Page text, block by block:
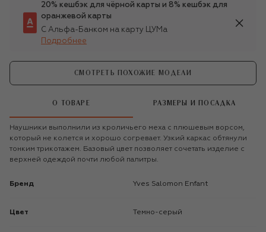
20% кешбэк для чёрной карты и 8% кешбэк для
оранжевой карты
С Альфа-Банком на карту ЦУМа
Подробнее
СМОТРЕТЬ ПОХОЖИЕ МОДЕЛИ
О ТОВАРЕ РАЗМЕРЫ И ПОСАДКА
Наушники выполнили из кроличьего меха с плюшевым ворсом,
который не колется и хорошо согревает. Узкий каркас обтянули
тонким трикотажем. Базовый цвет позволяет сочетать изделие с
верхней одеждой почти любой палитры.
Бренд Yves Salomon Enfant
Цвет Темно-серый